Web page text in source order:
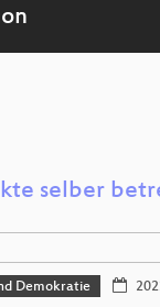
selber
Demokratie